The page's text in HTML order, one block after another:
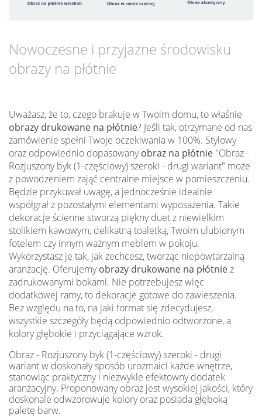
Nowoczesne i przyjazne środowisku
obrazy na płótnie
Uważasz, że to, czego brakuje w Twoim domu, to właśnie
obrazy drukowane na płótnie? Jeśli tak, otrzymane od nas
zamówienie spełni Twoje oczekiwania w 100%. Stylowy
oraz odpowiednio dopasowanyobraz na płótnie "Obraz -
Rozjuszony byk (1-częściowy) szeroki - drugi wariant" może
z powodzeniem zająć centralne miejsce w pomieszczeniu.
Będzie przykuwał uwagę, a jednocześnie idealnie
współgrał z pozostałymi elementami wyposażenia. Takie
dekoracje ścienne stworzą piękny duet z niewielkim
stolikiem kawowym, delikatną toaletką, Twoim ulubionym
fotelem czy innym ważnym meblem w pokoju.
Wykorzystasz je tak, jak zechcesz, tworząc niepowtarzalną
aranżację. Oferujemyobrazy drukowane na płótniez
zadrukowanymi bokami. Nie potrzebujesz więc
dodatkowej ramy, to dekoracje gotowe do zawieszenia.
Bez względu na to, na jaki format się zdecydujesz,
wszystkie szczegóły będą odpowiednio odtworzone, a
kolory głębokie i przyciągające wzrok.
Obraz - Rozjuszony byk (1-częściowy) szeroki - drugi
wariant w doskonały sposób urozmaici każde wnętrze,
stanowiąc praktyczny i niezwykle efektowny dodatek
aranżacyjny. Proponowany obraz jest wysokiej jakości, który
doskonale odwzorowuje kolory oraz posiada głęboką
paletę barw.